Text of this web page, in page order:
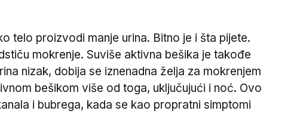
telo proizvodi manje urina. Bitno je i šta pijete.
mokrenje. Suviše aktivna bešika je takođe
nizak, dobija se iznenadna želja za mokrenjem
bešikom više od toga, uključujući i noć. Ovo
i bubrega, kada se kao propratni simptomi